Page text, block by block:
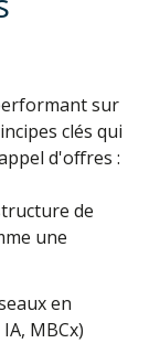
sur
clés qui
d'offres :
de
une
en
MBCx)